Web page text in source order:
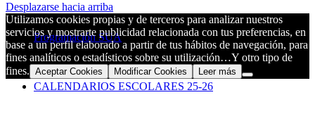
Programación SUA
CALENDARIOS ESCOLARES 25-26
Desplazarse hacia arriba
Utilizamos cookies propias y de terceros para analizar nuestros
servicios y mostrarte publicidad relacionada con tus preferencias, en
base a un perfil elaborado a partir de tus hábitos de navegación, para
fines analíticos o estadísticos sobre su utilización…Y otro tipo de
fines. Aceptar Cookies Modificar Cookies Leer más